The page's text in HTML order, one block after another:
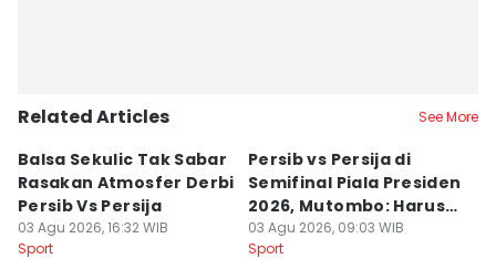
Related Articles See More
Balsa Sekulic Tak Sabar
Rasakan Atmosfer Derbi
Persib Vs Persija
03 Agu 2026, 16:32 WIB
Sport
Persib vs Persija di
Semifinal Piala Presiden
2026, Mutombo: Harus
Menang
03 Agu 2026, 09:03 WIB
Sport